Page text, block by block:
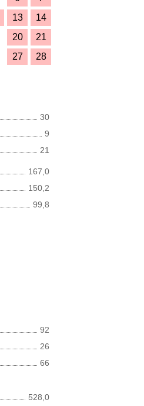
13
14
20
21
27
28
30
9
21
167,0
150,2
99,8
92
26
66
528,0